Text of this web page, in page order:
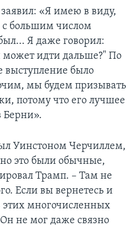
«Я имею в виду,
с большим числом
Я даже говорил:
может идти дальше?" По
выступление было
мы будем призывать
потому что его лучшее
Берни».
Уинстоном Черчиллем,
это были обычные,
Трамп. – Там не
Если вы вернетесь и
этих многочисленных
не мог даже связно